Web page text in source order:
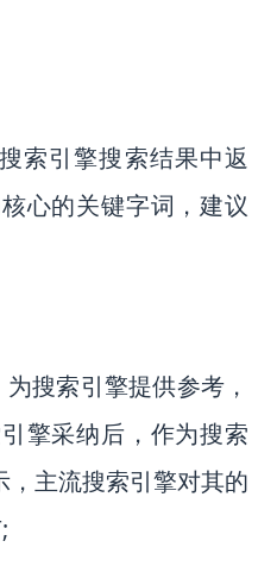
索引擎搜索结果中返
心的关键字词，建议
搜索引擎提供参考，
擎采纳后，作为搜索
主流搜索引擎对其的